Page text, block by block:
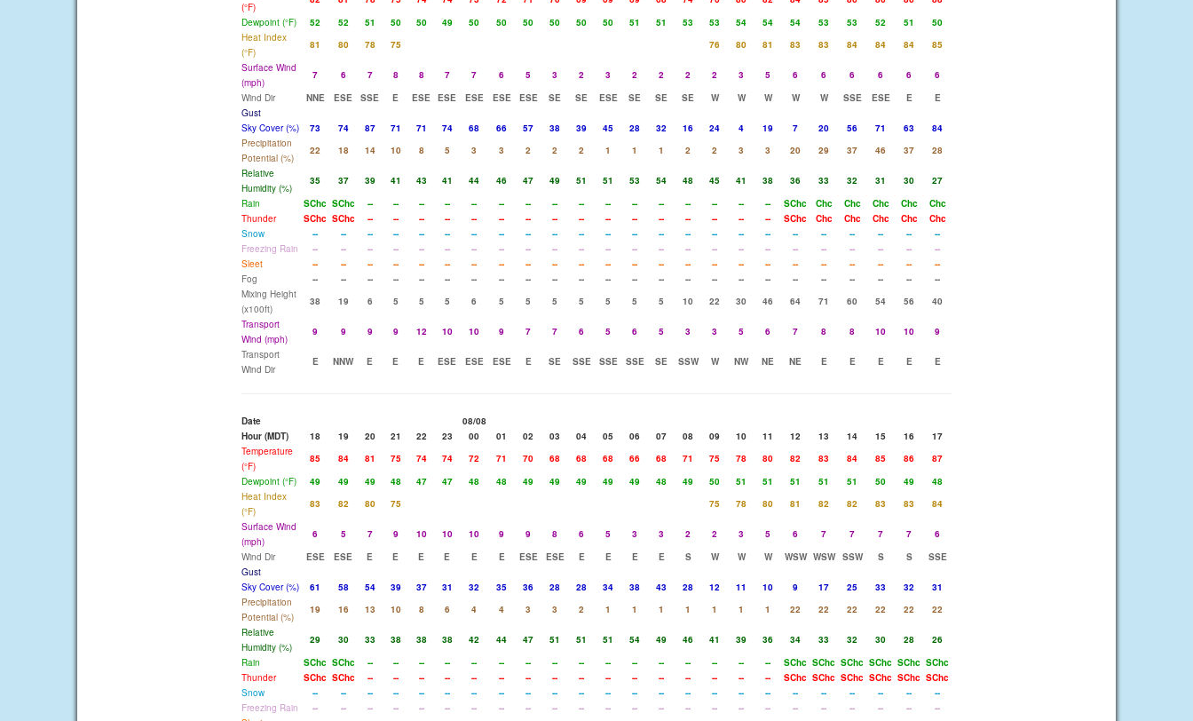
(°F)
Dewpoint (°F)
52 52 51 50 50 49 50 50 50 50 50 50 51 51 53 53 54 54 54 53 53 52 51
50
Heat Index
(°F)
81 80 78 75 76 80 81 83 83 84 84 84
85
Surface Wind
(mph)
7 6 7 8 8 7 7 6 5 3 2 3 2 2 2 2 3 5 6 6 6 6 6
6
Wind Dir
NNE ESE SSE E ESE ESE ESE ESE ESE SE SE ESE SE SE SE W W W W W SSE ESE E
E
Gust
Sky Cover (%)
73 74 87 71 71 74 68 66 57 38 39 45 28 32 16 24 4 19 7 20 56 71 63
84
Precipitation
Potential (%)
22 18 14 10 8 5 3 3 2 2 2 1 1 1 2 2 3 3 20 29 37 46 37
28
Relative
Humidity (%)
35 37 39 41 43 41 44 46 47 49 51 51 53 54 48 45 41 38 36 33 32 31 30
27
Rain
SChc SChc -- -- -- -- -- -- -- -- -- -- -- -- -- -- -- -- SChc Chc Chc Chc Chc
Chc
Thunder
SChc SChc -- -- -- -- -- -- -- -- -- -- -- -- -- -- -- -- SChc Chc Chc Chc Chc
Chc
Snow
-- -- -- -- -- -- -- -- -- -- -- -- -- -- -- -- -- -- -- -- -- -- --
--
Freezing Rain
-- -- -- -- -- -- -- -- -- -- -- -- -- -- -- -- -- -- -- -- -- -- --
--
Sleet
-- -- -- -- -- -- -- -- -- -- -- -- -- -- -- -- -- -- -- -- -- -- --
--
Fog
-- -- -- -- -- -- -- -- -- -- -- -- -- -- -- -- -- -- -- -- -- -- --
--
Mixing Height
(x100ft)
38 19 6 5 5 5 6 5 5 5 5 5 5 5 10 22 30 46 64 71 60 54 56
40
Transport
Wind (mph)
9 9 9 9 12 10 10 9 7 7 6 5 6 5 3 3 5 6 7 8 8 10 10
9
Transport
Wind Dir
E NNW E E E ESE ESE ESE E SE SSE SSE SSE SE SSW W NW NE NE E E E E E
Date
08/08
Hour (MDT)
18 19 20 21 22 23 00 01 02 03 04 05 06 07 08 09 10 11 12 13 14 15 16
17
Temperature
(°F)
85 84 81 75 74 74 72 71 70 68 68 68 66 68 71 75 78 80 82 83 84 85 86
87
Dewpoint (°F)
49 49 49 48 47 47 48 48 49 49 49 49 49 48 49 50 51 51 51 51 51 50 49
48
Heat Index
(°F)
83 82 80 75 75 78 80 81 82 82 83 83
84
Surface Wind
(mph)
6 5 7 9 10 10 10 9 9 8 6 5 3 3 2 2 3 5 6 7 7 7 7
6
Wind Dir
ESE ESE E E E E E E ESE ESE E E E E S W W W WSW WSW SSW S S
SSE
Gust
Sky Cover (%)
61 58 54 39 37 31 32 35 36 28 28 34 38 43 28 12 11 10 9 17 25 33 32
31
Precipitation
Potential (%)
19 16 13 10 8 6 4 4 3 3 2 1 1 1 1 1 1 1 22 22 22 22 22
22
Relative
Humidity (%)
29 30 33 38 38 38 42 44 47 51 51 51 54 49 46 41 39 36 34 33 32 30 28
26
Rain
SChc SChc -- -- -- -- -- -- -- -- -- -- -- -- -- -- -- -- SChc SChc SChc SChc SChc SChc
Thunder
SChc SChc -- -- -- -- -- -- -- -- -- -- -- -- -- -- -- -- SChc SChc SChc SChc SChc SChc
Snow
-- -- -- -- -- -- -- -- -- -- -- -- -- -- -- -- -- -- -- -- -- -- --
--
Freezing Rain
-- -- -- -- -- -- -- -- -- -- -- -- -- -- -- -- -- -- -- -- -- -- --
--